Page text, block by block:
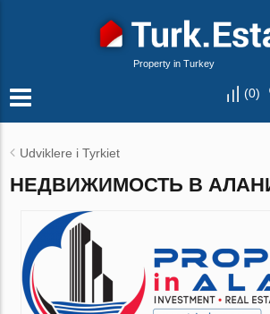
Property in Turkey
(0)
Udviklere i Tyrkiet
НЕДВИЖИМОСТЬ В